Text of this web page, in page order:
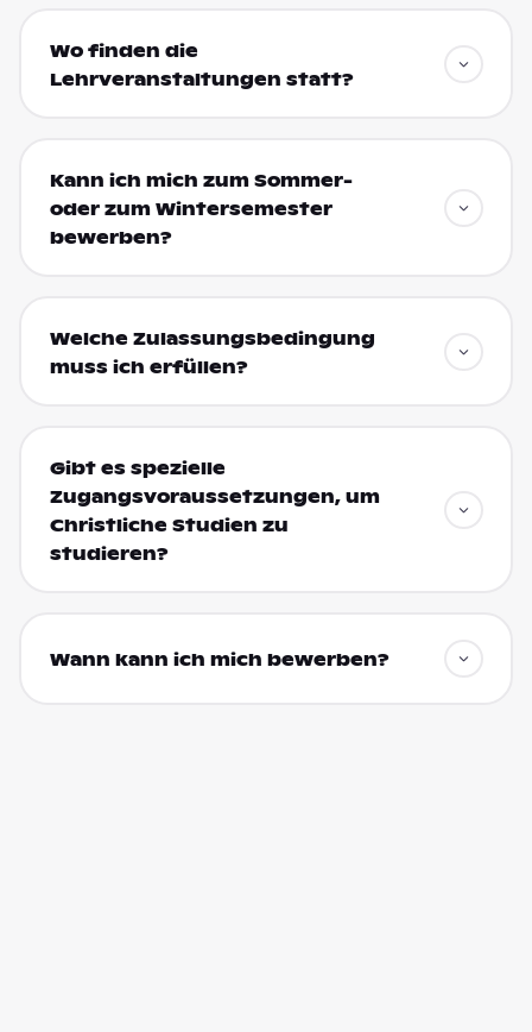
Wo finden die
Lehrveranstaltungen statt?
Kann ich mich zum Sommer-
oder zum Wintersemester
bewerben?
Welche Zulassungsbedingung
muss ich erfüllen?
Gibt es spezielle
Zugangsvoraussetzungen, um
Christliche Studien zu
studieren?
Wann kann ich mich bewerben?